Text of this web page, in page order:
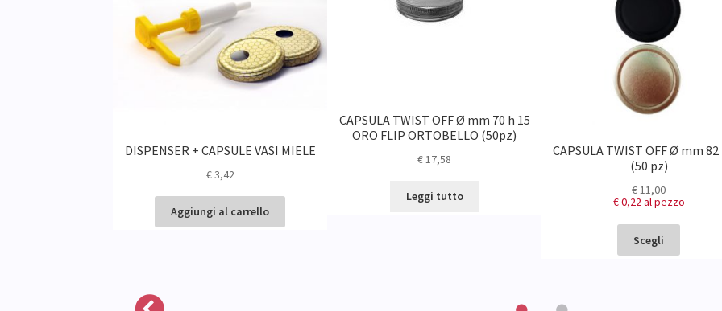
DISPENSER + CAPSULE VASI MIELE
€3,42
Aggiungi al carrello
CAPSULA TWIST OFF Ø mm 70 h 15
ORO FLIP ORTOBELLO (50pz)
€17,58
Leggi tutto
CAPSULA TWIST OFF Ø mm 82
(50 pz)
€11,00
€ 0,22al pezzo
Scegli